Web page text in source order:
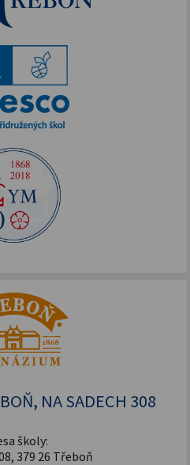
kurzy
NA SADECH 308
školy:
379 26 Třeboň